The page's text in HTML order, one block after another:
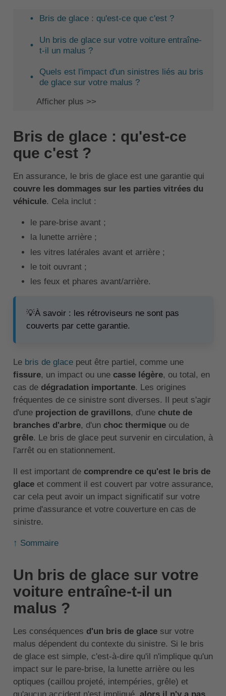
Bris de glace : qu'est-ce que c'est ?
Un bris de glace sur votre voiture entraîne-
t-il un malus ?
Quels est l'impact d'un sinistres liés au bris
de glace sur votre malus ?
Afficher plus >>
Bris de glace : qu'est-ce
que c'est ?
En assurance, le bris de glace est une garantie qui
couvre les dommages sur les parties vitrées du
véhicule. Cela inclut :
le pare-brise avant ;
la lunette arrière ;
les vitres latérales avant et arrière ;
le toit ouvrant ;
les feux et phares avant/arrière.
💡À savoir : les rétroviseurs ne sont pas
couverts par cette garantie.
Le bris de glacepeut être partiel, comme une
fissure, un impact ou une casse légère, ou total, en
cas de dégradation importante. Les origines
fréquentes de ce sinistre sont diverses. Il peut s'agir
d'une projection de gravillons, d'une chute de
branches d'arbre, d'un choc thermiqueou de
grêle. Le bris de glace peut survenir en circulation, à
l'arrêt ou en stationnement.
Il est important de comprendre ce qu'est le bris de
glaceet comment il est couvert par votre assurance,
car cela peut avoir un impact significatif sur votre
prime d'assurance et votre couverture en cas de
sinistre.
↑ Sommaire
Un bris de glace sur votre
voiture entraîne-t-il un
malus ?
Les conséquences d'un bris de glacesur votre
malus dépendent du contexte du sinistre. Si le bris
de glace est simple, c'est-à-dire qu'il n'implique qu'un
impact sur le pare-brise, la lunette arrière ou les
optiques (caillou projeté, intempéries, grêle) et